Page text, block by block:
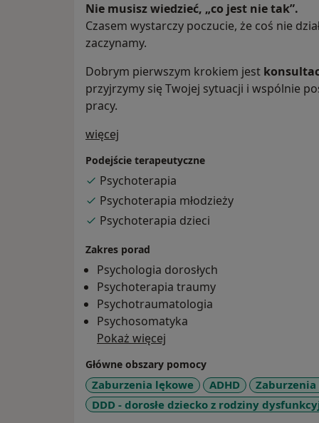
Nie musisz wiedzieć, „co jest nie tak”.
Czasem wystarczy poczucie, że coś nie
zaczynamy.
Dobrym pierwszym krokiem jest
przyjrzymy się Twojej sytuacji i wspólnie
pracy.
więcej
Podejście terapeutyczne
Psychoterapia
Psychoterapia młodzieży
Psychoterapia dzieci
Zakres porad
Psychologia dorosłych
Psychoterapia traumy
Psychotraumatologia
Psychosomatyka
Pokaż więcej
Główne obszary pomocy
Zaburzenia lękowe ADHD Zaburzenia
DDD - dorosłe dziecko z rodziny